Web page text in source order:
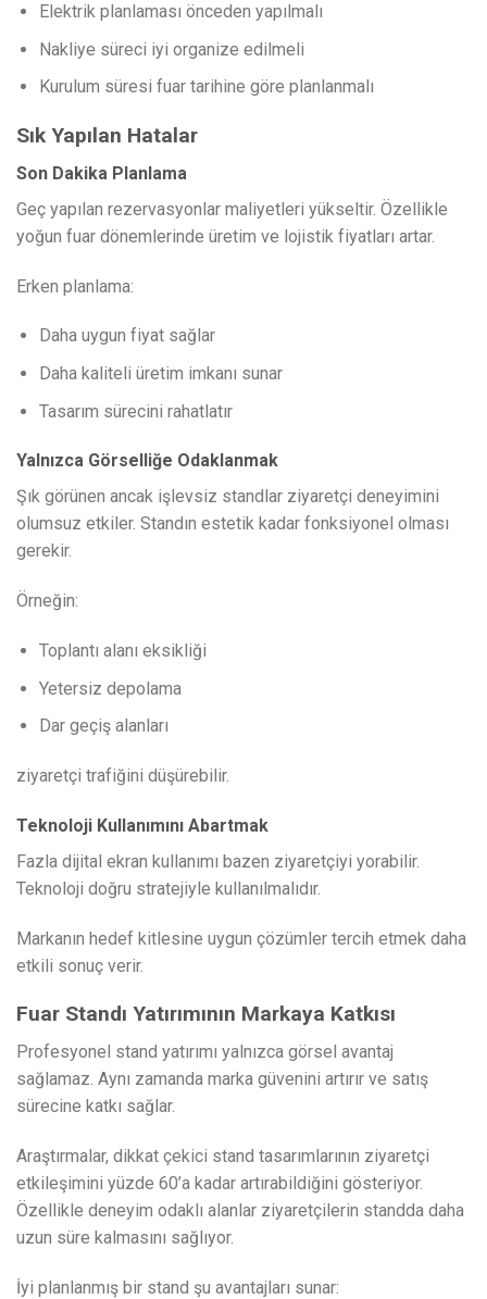
Elektrik planlaması önceden yapılmalı
Nakliye süreci iyi organize edilmeli
Kurulum süresi fuar tarihine göre planlanmalı
Sık Yapılan Hatalar
Son Dakika Planlama
Geç yapılan rezervasyonlar maliyetleri yükseltir. Özellikle
yoğun fuar dönemlerinde üretim ve lojistik fiyatları artar.
Erken planlama:
Daha uygun fiyat sağlar
Daha kaliteli üretim imkanı sunar
Tasarım sürecini rahatlatır
Yalnızca Görselliğe Odaklanmak
Şık görünen ancak işlevsiz standlar ziyaretçi deneyimini
olumsuz etkiler. Standın estetik kadar fonksiyonel olması
gerekir.
Örneğin:
Toplantı alanı eksikliği
Yetersiz depolama
Dar geçiş alanları
ziyaretçi trafiğini düşürebilir.
Teknoloji Kullanımını Abartmak
Fazla dijital ekran kullanımı bazen ziyaretçiyi yorabilir.
Teknoloji doğru stratejiyle kullanılmalıdır.
Markanın hedef kitlesine uygun çözümler tercih etmek daha
etkili sonuç verir.
Fuar Standı Yatırımının Markaya Katkısı
Profesyonel stand yatırımı yalnızca görsel avantaj
sağlamaz. Aynı zamanda marka güvenini artırır ve satış
sürecine katkı sağlar.
Araştırmalar, dikkat çekici stand tasarımlarının ziyaretçi
etkileşimini yüzde 60’a kadar artırabildiğini gösteriyor.
Özellikle deneyim odaklı alanlar ziyaretçilerin standda daha
uzun süre kalmasını sağlıyor.
İyi planlanmış bir stand şu avantajları sunar: